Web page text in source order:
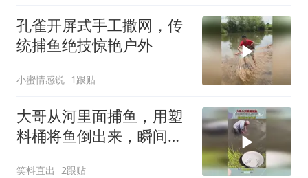
孔雀开屏式手工撒网，传
统捕鱼绝技惊艳户外
小蜜情感说 1跟贴
大哥从河里面捕鱼，用塑
料桶将鱼倒出来，瞬间就
笑料直出 2跟贴